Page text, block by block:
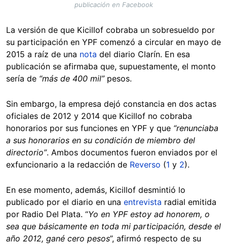
publicación en Facebook
La versión de que Kicillof cobraba un sobresueldo por
su participación en YPF comenzó a circular en mayo de
2015 a raíz de una nota del diario Clarín. En esa
publicación se afirmaba que, supuestamente, el monto
sería de “más de 400 mil” pesos.
Sin embargo, la empresa dejó constancia en dos actas
oficiales de 2012 y 2014 que Kicillof no cobraba
honorarios por sus funciones en YPF y que “renunciaba
a sus honorarios en su condición de miembro del
directorio”. Ambos documentos fueron enviados por el
exfuncionario a la redacción de Reverso (1 y 2).
En ese momento, además, Kicillof desmintió lo
publicado por el diario en una entrevista radial emitida
por Radio Del Plata. “Yo en YPF estoy ad honorem, o
sea que básicamente en toda mi participación, desde el
año 2012, gané cero pesos”, afirmó respecto de su